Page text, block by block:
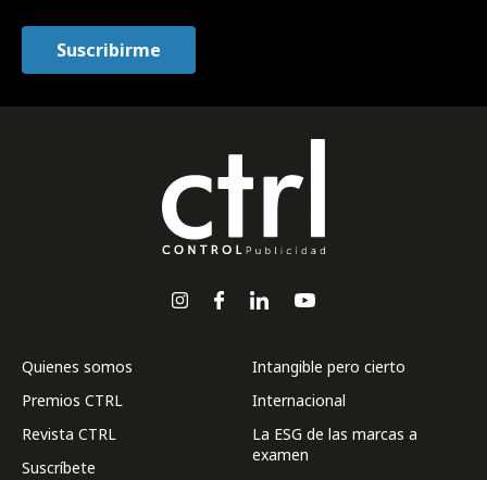
Quienes somos
Premios CTRL
Revista CTRL
Suscríbete
Intangible pero cierto
Internacional
La ESG de las marcas a
examen